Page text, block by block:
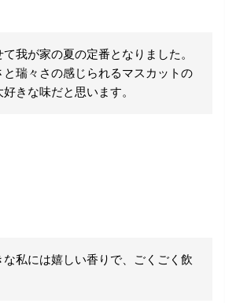
我が家の夏の定番となりました。
と瑞々さの感じられるマスカットの
きな味だと思います。
私には嬉しい香りで、ごくごく飲